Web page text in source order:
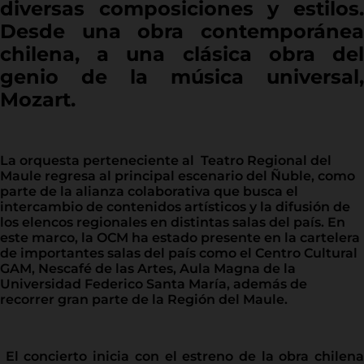
diversas composiciones y estilos.
Desde una obra contemporánea
chilena, a una clásica obra del
genio de la música universal,
Mozart.
La orquesta perteneciente al Teatro Regional del
Maule regresa al principal escenario del Ñuble, como
parte de la alianza colaborativa que busca el
intercambio de contenidos artísticos y la difusión de
los elencos regionales en distintas salas del país. En
este marco, la OCM ha estado presente en la cartelera
de importantes salas del país como el Centro Cultural
GAM, Nescafé de las Artes, Aula Magna de la
Universidad Federico Santa María, además de
recorrer gran parte de la Región del Maule.
El concierto inicia con el estreno de la obra chilena